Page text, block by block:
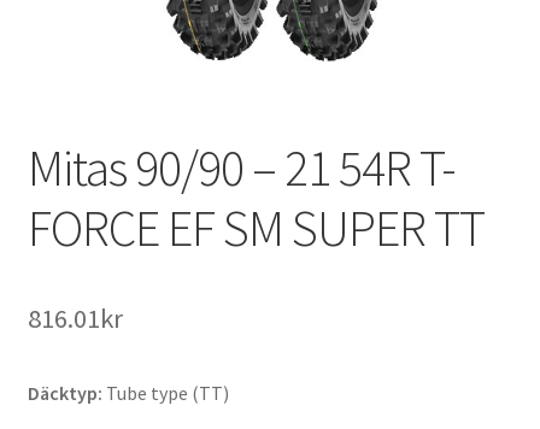
Mitas 90/90 – 21 54R T-
FORCE EF SM SUPER TT
816.01kr
Däcktyp: Tube type (TT)